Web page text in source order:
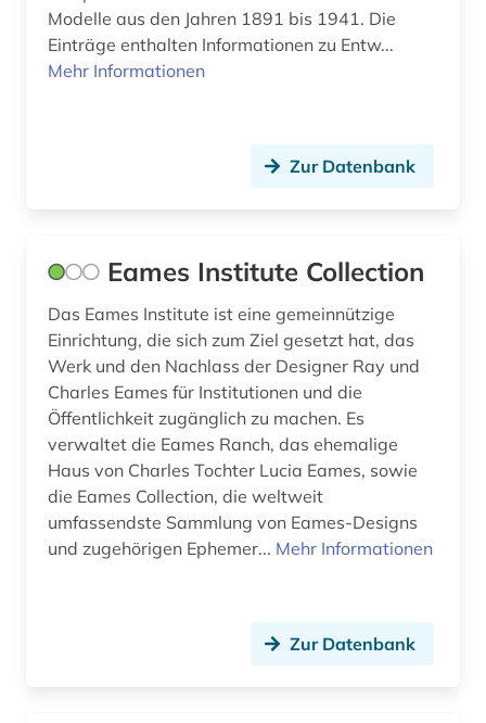
Modelle aus den Jahren 1891 bis 1941. Die
Einträge enthalten Informationen zu Entw...
Mehr Informationen
Zur Datenbank
Eames Institute Collection
Das Eames Institute ist eine gemeinnützige
Einrichtung, die sich zum Ziel gesetzt hat, das
Werk und den Nachlass der Designer Ray und
Charles Eames für Institutionen und die
Öffentlichkeit zugänglich zu machen. Es
verwaltet die Eames Ranch, das ehemalige
Haus von Charles Tochter Lucia Eames, sowie
die Eames Collection, die weltweit
umfassendste Sammlung von Eames-Designs
und zugehörigen Ephemer... Mehr Informationen
Zur Datenbank